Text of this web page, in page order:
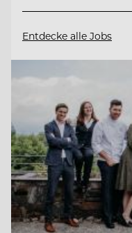
Entdecke alle Jobs